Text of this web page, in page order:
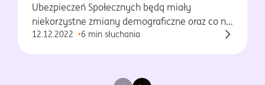
Ubezpieczeń Społecznych będą miały
niekorzystne zmiany demograficzne oraz co na
ten temat sądzi ZUS,tym, dlaczego niewiele
emeryturze i tym, jakie wnioski płyną z raportu
12.12.2022 6 min słuchania